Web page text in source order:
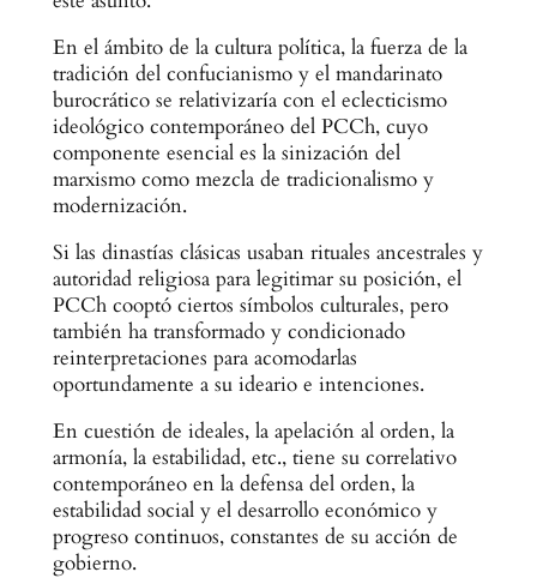
En el ámbito de la cultura política, la fuerza de la
tradición del confucianismo y el mandarinato
burocrático se relativizaría con el eclecticismo
ideológico contemporáneo del PCCh, cuyo
componente esencial es la sinización del
marxismo como mezcla de tradicionalismo y
modernización.
Si las dinastías clásicas usaban rituales ancestrales y
autoridad religiosa para legitimar su posición, el
PCCh cooptó ciertos símbolos culturales, pero
también ha transformado y condicionado
reinterpretaciones para acomodarlas
oportundamente a su ideario e intenciones.
En cuestión de ideales, la apelación al orden, la
armonía, la estabilidad, etc., tiene su correlativo
contemporáneo en la defensa del orden, la
estabilidad social y el desarrollo económico y
progreso continuos, constantes de su acción de
gobierno.